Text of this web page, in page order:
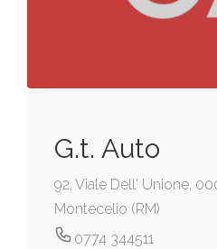
G.t. Auto
92, Viale Dell' Unione,
Montecelio (RM)
0774 344511